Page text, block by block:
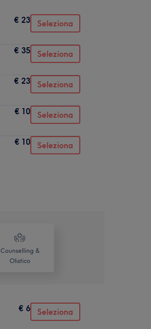
€ 23 Seleziona
€ 35 Seleziona
€ 23 Seleziona
€ 10 Seleziona
€ 10 Seleziona
Counselling &
Olistico
€ 6 Seleziona